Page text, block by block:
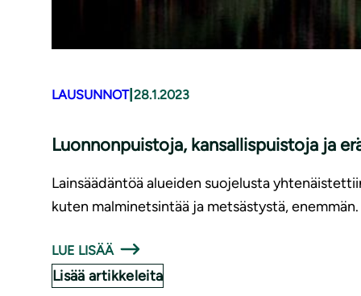
LAUSUNNOT| 28.1.2023
Luonnonpuistoja, kan­sal­lis­puis­to­ja ja
Lainsäädäntöä alueiden suojelusta
kuten malminetsintää ja metsästystä, enemmän.
LUE LISÄÄ
Lisää artikkeleita